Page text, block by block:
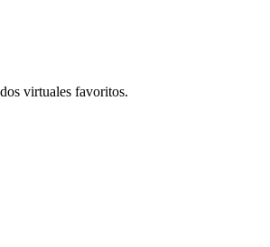
virtuales favoritos.